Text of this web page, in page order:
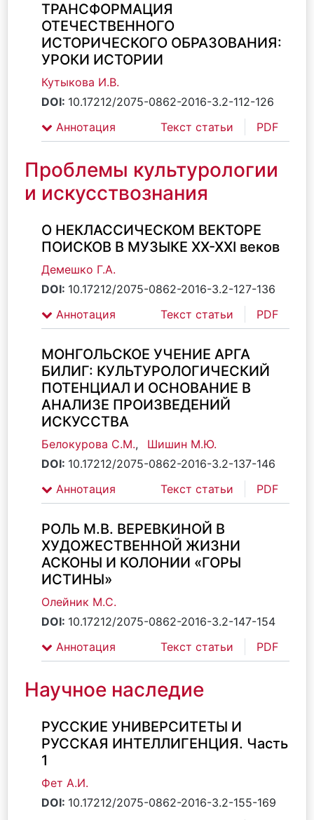
ТРАНСФОРМАЦИЯ
ОТЕЧЕСТВЕННОГО
ИСТОРИЧЕСКОГО ОБРАЗОВАНИЯ:
УРОКИ ИСТОРИИ
Кутыкова И.В.
DOI: 10.17212/2075-0862-2016-3.2-112-126
Аннотация
Текст статьи PDF
Проблемы культурологии
и искусствознания
О НЕКЛАССИЧЕСКОМ ВЕКТОРЕ
ПОИСКОВ В МУЗЫКЕ XX-XXI веков
Демешко Г.А.
DOI: 10.17212/2075-0862-2016-3.2-127-136
Аннотация
Текст статьи PDF
МОНГОЛЬСКОЕ УЧЕНИЕ АРГА
БИЛИГ: КУЛЬТУРОЛОГИЧЕСКИЙ
ПОТЕНЦИАЛ И ОСНОВАНИЕ В
АНАЛИЗЕ ПРОИЗВЕДЕНИЙ
ИСКУССТВА
Белокурова С.М.,
Шишин М.Ю.
DOI: 10.17212/2075-0862-2016-3.2-137-146
Аннотация
Текст статьи PDF
РОЛЬ М.В. ВЕРЕВКИНОЙ В
ХУДОЖЕСТВЕННОЙ ЖИЗНИ
АСКОНЫ И КОЛОНИИ «ГОРЫ
ИСТИНЫ»
Олейник М.С.
DOI: 10.17212/2075-0862-2016-3.2-147-154
Аннотация
Текст статьи PDF
Научное наследие
РУССКИЕ УНИВЕРСИТЕТЫ И
РУССКАЯ ИНТЕЛЛИГЕНЦИЯ. Часть
1
Фет А.И.
DOI: 10.17212/2075-0862-2016-3.2-155-169